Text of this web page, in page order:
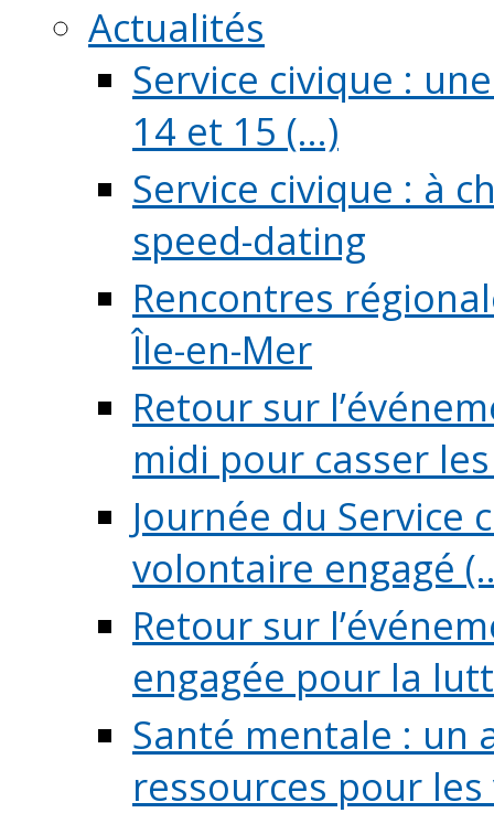
Actualités
Service civique :
14 et 15 (...)
Service civique : à
speed-dating
Rencontres
Île-en-Mer
Retour sur
midi pour casser les
Journée du Service
volontaire engagé
Retour sur
engagée pour la
Santé mentale : un
ressources pour